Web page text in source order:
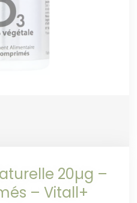
20µg –
– Vitall+